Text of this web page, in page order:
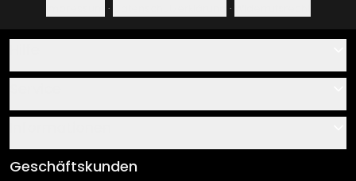
· ·
Über uns
Klebe- und Montageanleitungen
AGB
Geschäftskunden